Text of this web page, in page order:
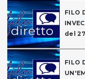
FILO
del
FILO